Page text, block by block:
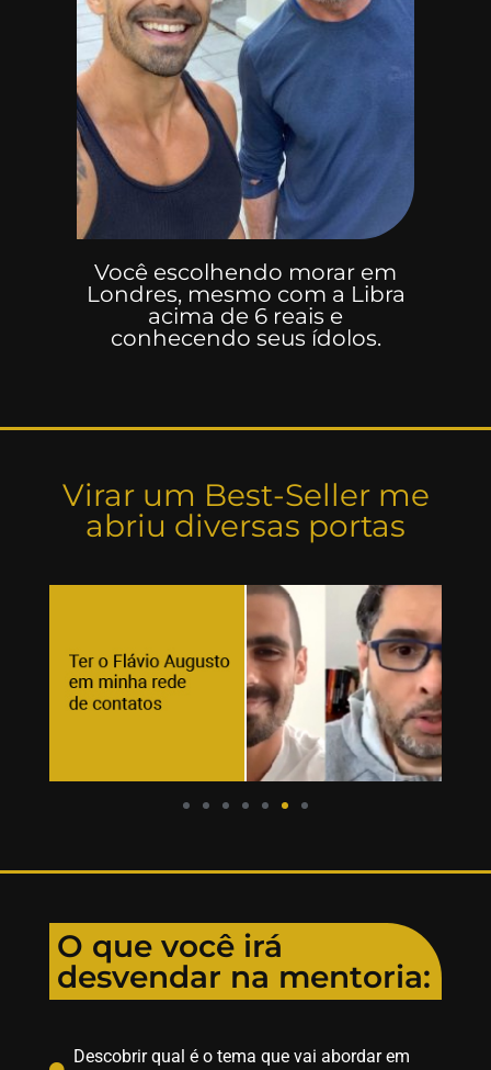
Você escolhendo morar em
Londres, mesmo com a Libra
acima de 6 reais e
conhecendo seus ídolos.
Virar um Best-Seller me
abriu diversas portas
O que você irá
desvendar na mentoria:
Descobrir qual é o tema que vai abordar em